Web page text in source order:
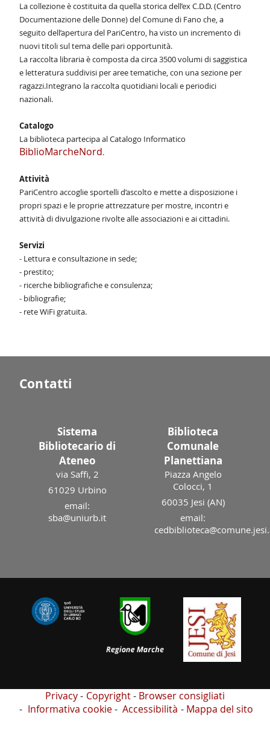
La collezione è costituita da quella storica dell’ex C.D.D. (Centro
Documentazione delle Donne) del Comune di Fano che, a
seguito dell’apertura del PariCentro, ha visto un incremento di
nuovi titoli sul tema delle pari opportunità.
La raccolta libraria è composta da circa 3500 volumi di saggistica
e letteratura suddivisi per aree tematiche, con una sezione per
ragazzi.Integrano la raccolta quotidiani locali e periodici
nazionali.
Catalogo
La biblioteca partecipa al Catalogo Informatico
BiblioMarcheNord.
Attività
PariCentro accoglie sportelli d’ascolto e mette a disposizione i
propri spazi e le proprieattrezzature per mostre, incontri e
attività di divulgazione rivolte alle associazioni e aicittadini.
Servizi
- Lettura e consultazione in sede;
- prestito;
- ricerche bibliografiche e consulenza;
- bibliografie;
- rete WiFi gratuita.
Contatti
Sistema
Bibliotecario di
Ateneo
via Saffi, 2
61029 Urbino
email:
sba@uniurb.it
Biblioteca
Comunale
Planettiana
Piazza Angelo
Colocci, 1
60035 Jesi (AN)
email:
Privacy Copyright
Browser consigliati
Informativa cookie
Accessibilità Mappa del sito